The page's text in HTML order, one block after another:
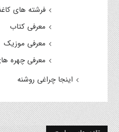
فرشته های
معرفی کتاب
معرفی موزیک
معرفی چهره
اینجا چراغی روشنه